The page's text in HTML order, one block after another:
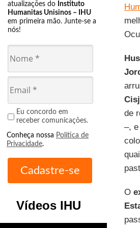
atualizações do Instituto
Humanitas Unisinos – IHU
em primeira mão. Junte-se a
nós!
Eu concordo em
receber comunicações.
Conheça nossa Política de
Privacidade.
Vídeos IHU
de
–,
O